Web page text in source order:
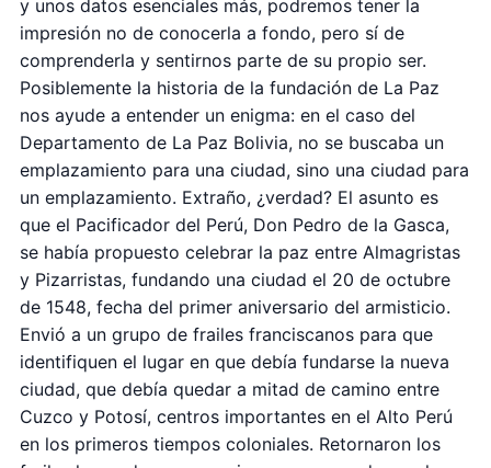
y unos datos esenciales más, podremos tener la
impresión no de conocerla a fondo, pero sí de
comprenderla y sentirnos parte de su propio ser.
Posiblemente la historia de la fundación de La Paz
nos ayude a entender un enigma: en el caso del
Departamento de La Paz Bolivia, no se buscaba un
emplazamiento para una ciudad, sino una ciudad para
un emplazamiento. Extraño, ¿verdad? El asunto es
que el Pacificador del Perú, Don Pedro de la Gasca,
se había propuesto celebrar la paz entre Almagristas
y Pizarristas, fundando una ciudad el 20 de octubre
de 1548, fecha del primer aniversario del armisticio.
Envió a un grupo de frailes franciscanos para que
identifiquen el lugar en que debía fundarse la nueva
ciudad, que debía quedar a mitad de camino entre
Cuzco y Potosí, centros importantes en el Alto Perú
en los primeros tiempos coloniales. Retornaron los